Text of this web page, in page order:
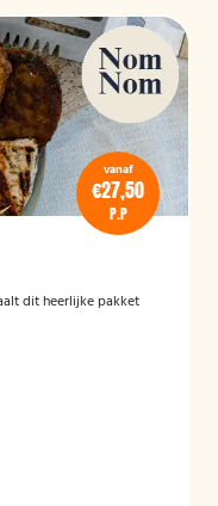
vanaf
€27,50
P.P
dit heerlijke pakket